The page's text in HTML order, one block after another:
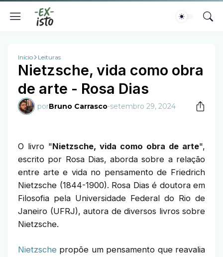
Início Leituras
Nietzsche, vida como obra
de arte - Rosa Dias
porBruno Carrasco-setembro 29, 2024
O livro "Nietzsche, vida como obra de arte",
escrito por Rosa Dias, aborda sobre a relação
entre arte e vida no pensamento de Friedrich
Nietzsche (1844-1900). Rosa Dias é doutora em
Filosofia pela Universidade Federal do Rio de
Janeiro (UFRJ), autora de diversos livros sobre
Nietzsche.
Nietzsche propõe um pensamento que reavalia